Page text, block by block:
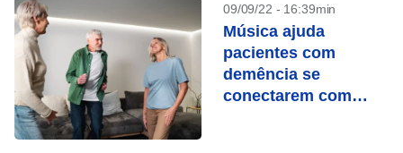
09/09/22 - 16:39min
Música ajuda
pacientes com
demência se
conectarem com